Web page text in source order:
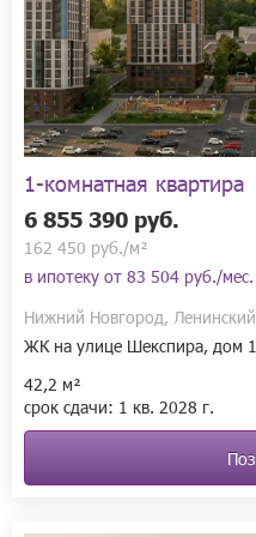
1-комнатная квартира
6 855 390 руб.
162 450 руб./м²
в ипотеку от 83 504 руб./мес.
Нижний Новгород,
ЖК на улице Шекспира, дом 1
42,2 м²
срок сдачи: 1 кв. 2028 г.